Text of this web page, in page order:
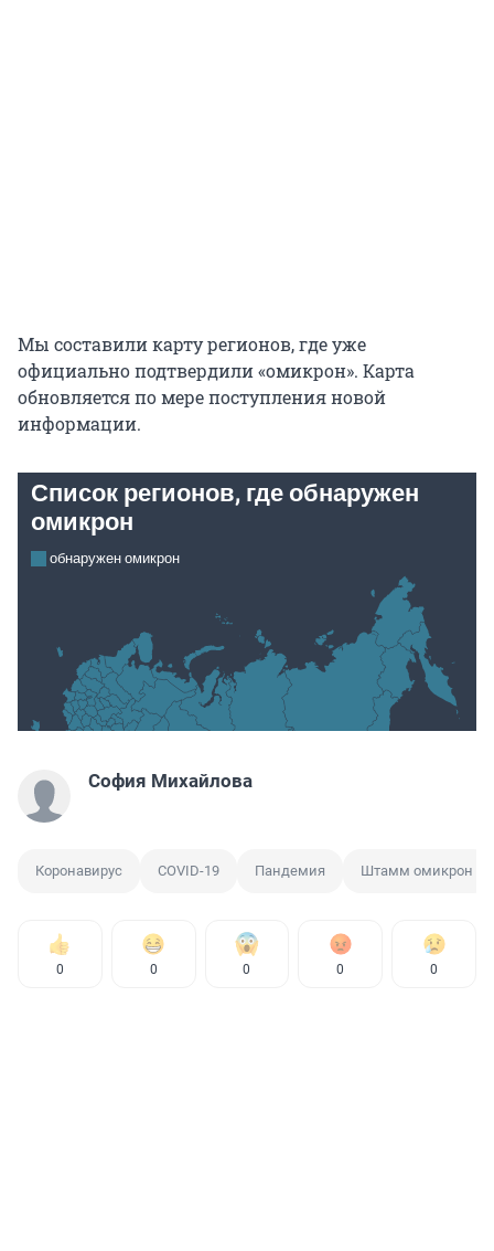
Мы составили карту регионов, где уже
официально подтвердили «омикрон». Карта
обновляется по мере поступления новой
информации.
София Михайлова
Коронавирус COVID-19 Пандемия Штамм омикрон
0 0 0 0 0